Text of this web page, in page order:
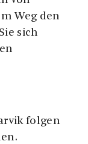
Weg den
sich
folgen